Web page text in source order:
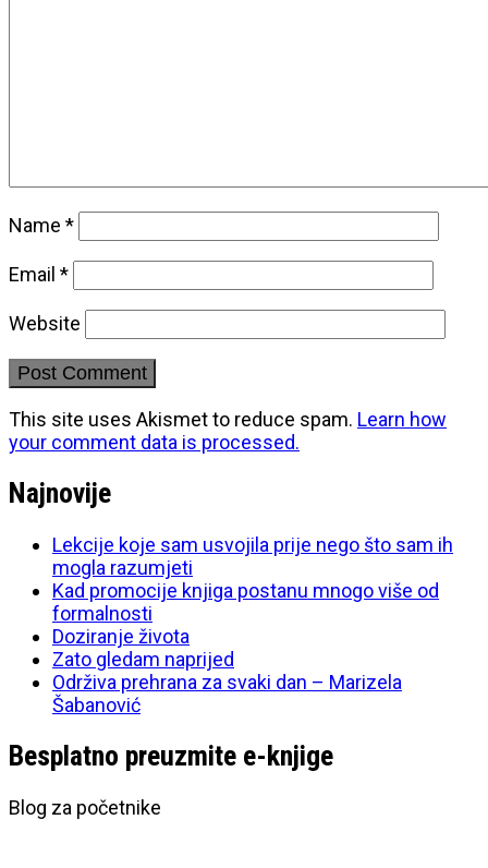
Name *
Email *
Website
This site uses Akismet to reduce spam. Learn how
your comment data is processed.
Najnovije
Lekcije koje sam usvojila prije nego što sam ih
mogla razumjeti
Kad promocije knjiga postanu mnogo više od
formalnosti
Doziranje života
Zato gledam naprijed
Održiva prehrana za svaki dan – Marizela
Šabanović
Besplatno preuzmite e-knjige
Blog za početnike